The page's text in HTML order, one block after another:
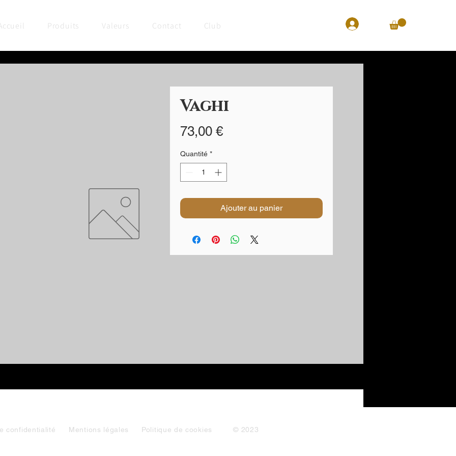
Produits Valeurs Contact Club
Vaghi
73,00 €Prix
Quantité *
Ajouter au panier
confidentialité Mentions légales Politique de cookies © 2023